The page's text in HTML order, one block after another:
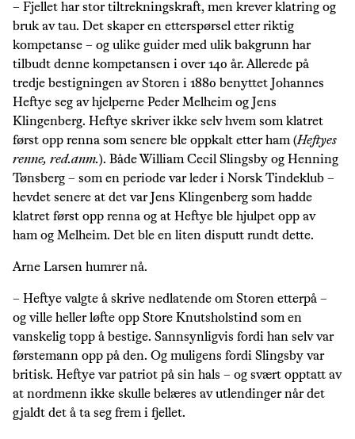
– Fjellet har stor tiltrekningskraft, men krever klatring og
bruk av tau. Det skaper en etterspørsel etter riktig
kompetanse – og ulike guider med ulik bakgrunn har
tilbudt denne kompetansen i over 140 år. Allerede på
tredje bestigningen av Storen i 1880 benyttet Johannes
Heftye seg av hjelperne Peder Melheim og Jens
Klingenberg. Heftye skriver ikke selv hvem som klatret
først opp renna som senere ble oppkalt etter ham (Heftyes
renne, red.anm.). Både William Cecil Slingsby og Henning
Tønsberg – som en periode var leder i Norsk Tindeklub –
hevdet senere at det var Jens Klingenberg som hadde
klatret først opp renna og at Heftye ble hjulpet opp av
ham og Melheim. Det ble en liten disputt rundt dette.
Arne Larsen humrer nå.
– Heftye valgte å skrive nedlatende om Storen etterpå –
og ville heller løfte opp Store Knutsholstind som en
vanskelig topp å bestige. Sannsynligvis fordi han selv var
førstemann opp på den. Og muligens fordi Slingsby var
britisk. Heftye var patriot på sin hals – og svært opptatt av
at nordmenn ikke skulle belæres av utlendinger når det
gjaldt det å ta seg frem i fjellet.